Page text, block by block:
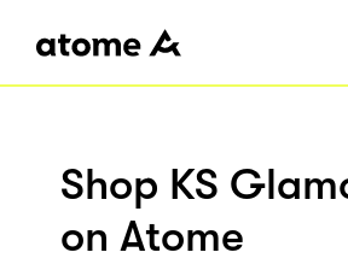
Shop KS
on Atome